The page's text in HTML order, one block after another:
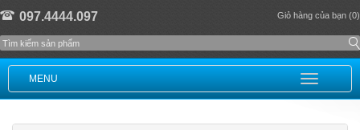
097.4444.097 Giỏ hàng của bạn (0)
MENU